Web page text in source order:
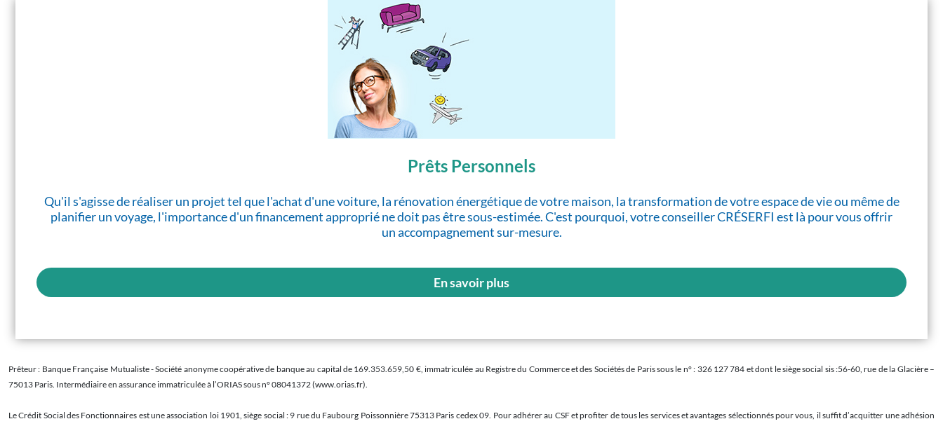
Prêts Personnels
Qu'il s'agisse de réaliser un projet tel que l'achat d'une voiture, la rénovation énergétique de votre maison, la transformation de votre espace de vie ou même de
planifier un voyage, l'importance d'un financement approprié ne doit pas être sous-estimée. C'est pourquoi, votre conseiller CRÉSERFI est là pour vous offrir
un accompagnement sur-mesure.
En savoir plus
Prêteur : Banque Française Mutualiste - Société anonyme coopérative de banque au capital de 169.353.659,50 €, immatriculée au Registre du Commerce et des Sociétés de Paris sous le n° : 326 127 784 et dont le siège social sis :56-60, rue de la Glacière –
75013 Paris. Intermédiaire en assurance immatriculée à l’ORIAS sous n° 08041372 (www.orias.fr).
Le Crédit Social des Fonctionnaires est une association loi 1901, siège social : 9 rue du Faubourg Poissonnière 75313 Paris cedex 09. Pour adhérer au CSF et profiter de tous les services et avantages sélectionnés pour vous, il suffit d’acquitter une adhésion